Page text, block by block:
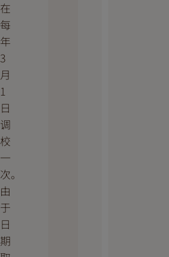
在
每
年
3
月
1
日
调
校
一
次。
由
于
日
期